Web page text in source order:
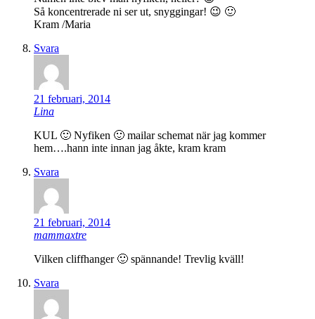
Så koncentrerade ni ser ut, snyggingar! 😉 🙂
Kram /Maria
Svara
21 februari, 2014
Lina
KUL 🙂 Nyfiken 🙂 mailar schemat när jag kommer
hem….hann inte innan jag åkte, kram kram
Svara
21 februari, 2014
mammaxtre
Vilken cliffhanger 🙂 spännande! Trevlig kväll!
Svara